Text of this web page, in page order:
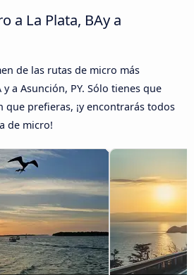
a La Plata, BAy a
de las rutas de micro más
a Asunción, PY. Sólo tienes que
que prefieras, ¡y encontrarás todos
de micro!